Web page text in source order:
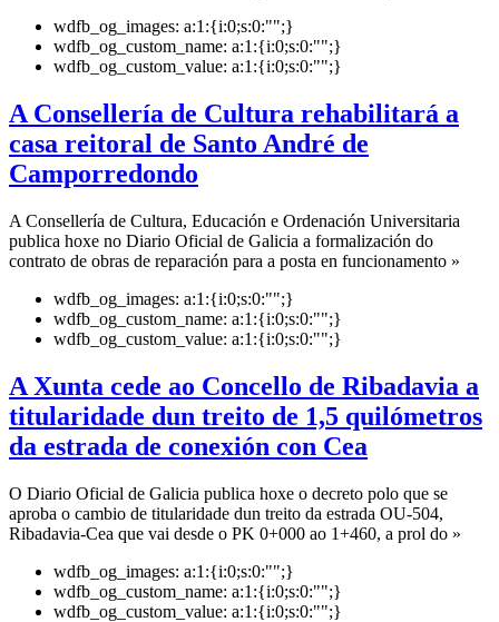
wdfb_og_images: a:1:{i:0;s:0:"";}
wdfb_og_custom_name: a:1:{i:0;s:0:"";}
wdfb_og_custom_value: a:1:{i:0;s:0:"";}
A Consellería de Cultura rehabilitará a
casa reitoral de Santo André de
Camporredondo
A Consellería de Cultura, Educación e Ordenación Universitaria
publica hoxe no Diario Oficial de Galicia a formalización do
contrato de obras de reparación para a posta en funcionamento »
wdfb_og_images: a:1:{i:0;s:0:"";}
wdfb_og_custom_name: a:1:{i:0;s:0:"";}
wdfb_og_custom_value: a:1:{i:0;s:0:"";}
A Xunta cede ao Concello de Ribadavia a
titularidade dun treito de 1,5 quilómetros
da estrada de conexión con Cea
O Diario Oficial de Galicia publica hoxe o decreto polo que se
aproba o cambio de titularidade dun treito da estrada OU-504,
Ribadavia-Cea que vai desde o PK 0+000 ao 1+460, a prol do »
wdfb_og_images: a:1:{i:0;s:0:"";}
wdfb_og_custom_name: a:1:{i:0;s:0:"";}
wdfb_og_custom_value: a:1:{i:0;s:0:"";}